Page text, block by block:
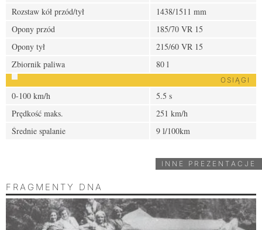
Rozstaw kół przód/tył
1438/1511 mm
Opony przód
185/70 VR 15
Opony tył
215/60 VR 15
Zbiornik paliwa
80 l
OSIĄGI
0-100 km/h
5.5 s
Prędkość maks.
251 km/h
Średnie spalanie
9 l/100km
INNE PREZENTACJE
FRAGMENTY DNA